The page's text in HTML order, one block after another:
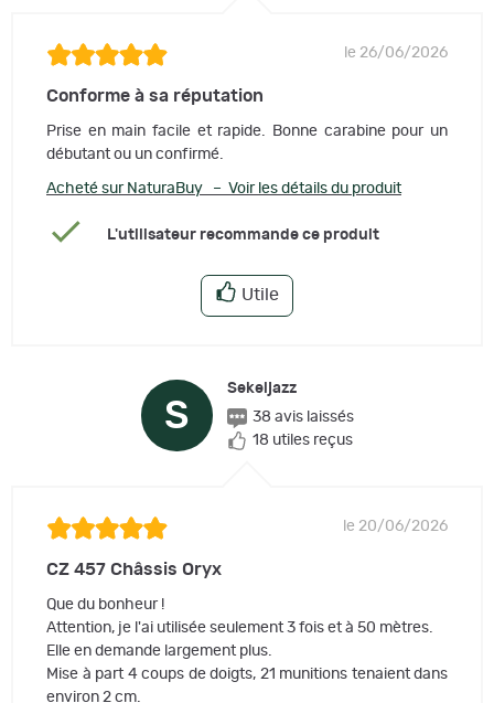
le 26/06/2026
Conforme à sa réputation
Prise en main facile et rapide. Bonne carabine pour un
débutant ou un confirmé.
Acheté sur NaturaBuy – Voir les détails du produit
L'utilisateur recommande ce produit
Utile
S
Sekeljazz
38 avis laissés
18 utiles reçus
le 20/06/2026
CZ 457 Châssis Oryx
Que du bonheur !
Attention, je l'ai utilisée seulement 3 fois et à 50 mètres.
Elle en demande largement plus.
Mise à part 4 coups de doigts, 21 munitions tenaient dans
environ 2 cm.